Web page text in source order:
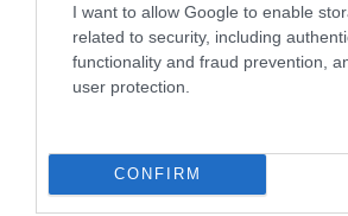
I want to allow Google to enable
related to security, including
functionality and fraud prevention,
user protection.
CONFIRM
Félmillió halott és egy új
változtatta meg